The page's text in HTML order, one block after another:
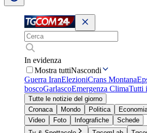
In evidenza
Mostra tuttiNascondi
Guerra IranElezioniCrans Montana
boscoGarlascoEmergenza ClimaTutti
Tutte le notizie del giorno
Cronaca
Mondo Politica
Video
Foto Infografiche
Schede